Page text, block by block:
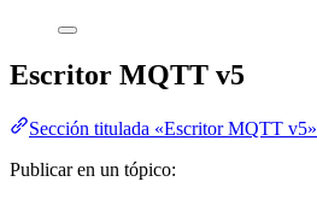
Escritor MQTT v5
Sección titulada «Escritor MQTT v5»
Publicar en un tópico: